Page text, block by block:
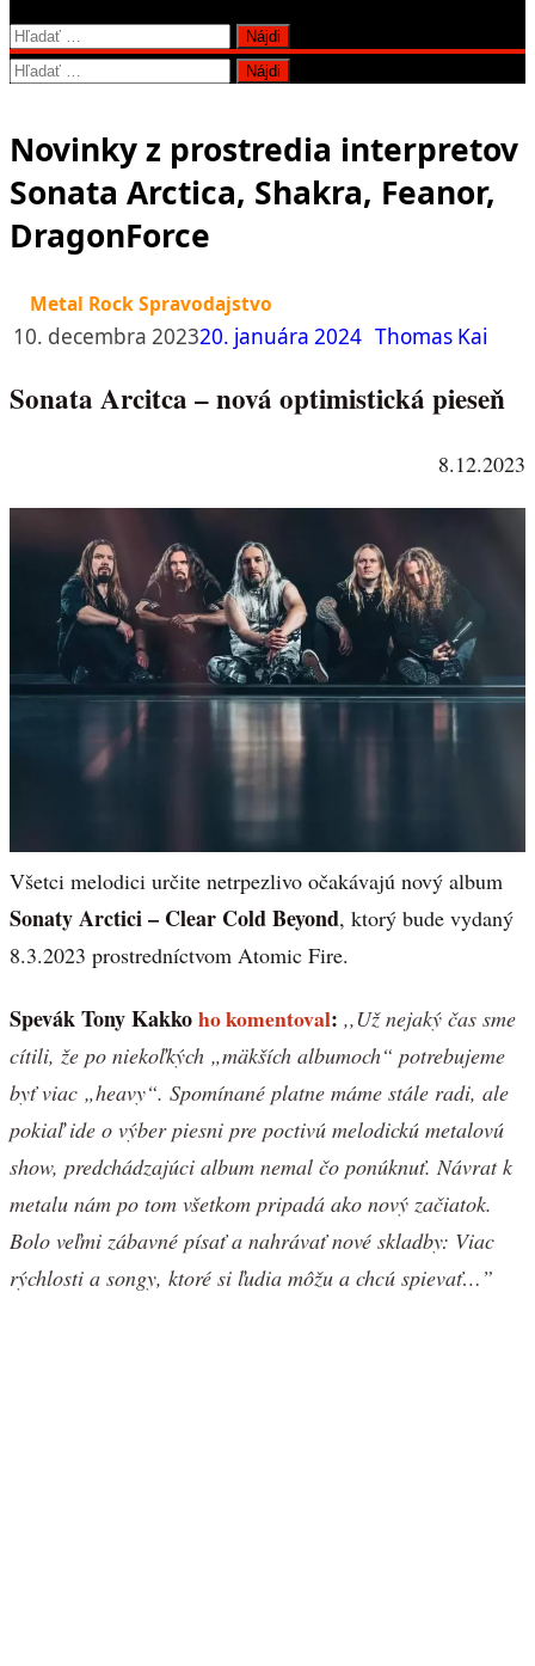
Hľadať:
Hľadať:
Novinky z prostredia interpretov
Sonata Arctica, Shakra, Feanor,
DragonForce
Metal Rock Spravodajstvo
10. decembra 202320. januára 2024 Thomas Kai
Sonata Arcitca – nová optimistická pieseň
8.12.2023
Všetci melodici určite netrpezlivo očakávajú nový album
Sonaty Arctici – Clear Cold Beyond, ktorý bude vydaný
8.3.2023 prostredníctvom Atomic Fire.
Spevák Tony Kakkoho komentoval: ,,Už nejaký čas sme
cítili, že po niekoľkých „mäkších albumoch“ potrebujeme
byť viac „heavy“. Spomínané platne máme stále radi, ale
pokiaľ ide o výber piesni pre poctivú melodickú metalovú
show, predchádzajúci album nemal čo ponúknuť. Návrat k
metalu nám po tom všetkom pripadá ako nový začiatok.
Bolo veľmi zábavné písať a nahrávať nové skladby: Viac
rýchlosti a songy, ktoré si ľudia môžu a chcú spievať…”